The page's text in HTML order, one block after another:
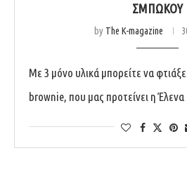
ΣΜΠΏΚΟΥ
by The K-magazine
Με 3 μόνο υλικά μπορείτε να
brownie, που μας προτείνει η